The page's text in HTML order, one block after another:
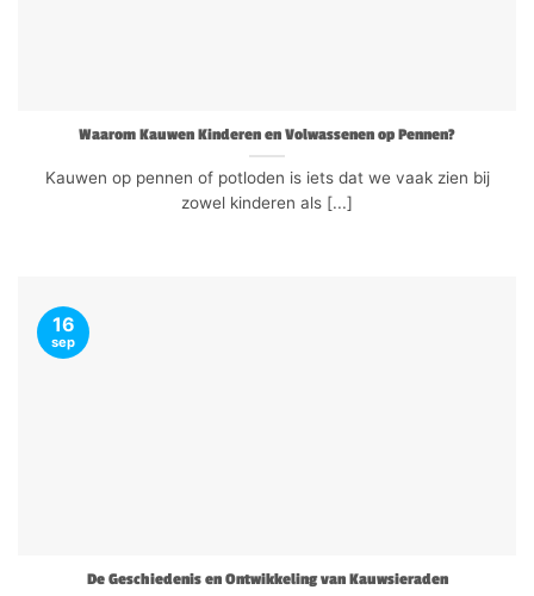
Waarom Kauwen Kinderen en Volwassenen op Pennen?
Kauwen op pennen of potloden is iets dat we vaak zien bij
zowel kinderen als [...]
De Geschiedenis en Ontwikkeling van Kauwsieraden
16
sep